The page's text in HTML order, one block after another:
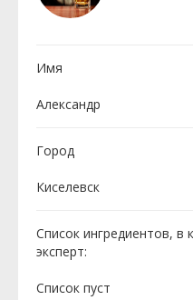
Имя
Александр
Город
Киселевск
Список ингредиентов, в
эксперт:
Cписок пуст